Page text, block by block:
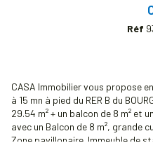
Réf
CASA Immobilier vous propose
à 15 mn à pied du RER B du
29.54 m² + un balcon de 8 m² et
avec un Balcon de 8 m², grande
Zone pavillonaire. Immeuble de